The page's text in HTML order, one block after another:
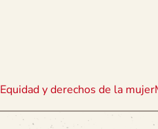
Equidad y derechos de la mujer